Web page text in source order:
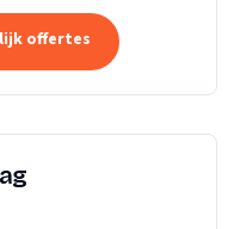
offertes